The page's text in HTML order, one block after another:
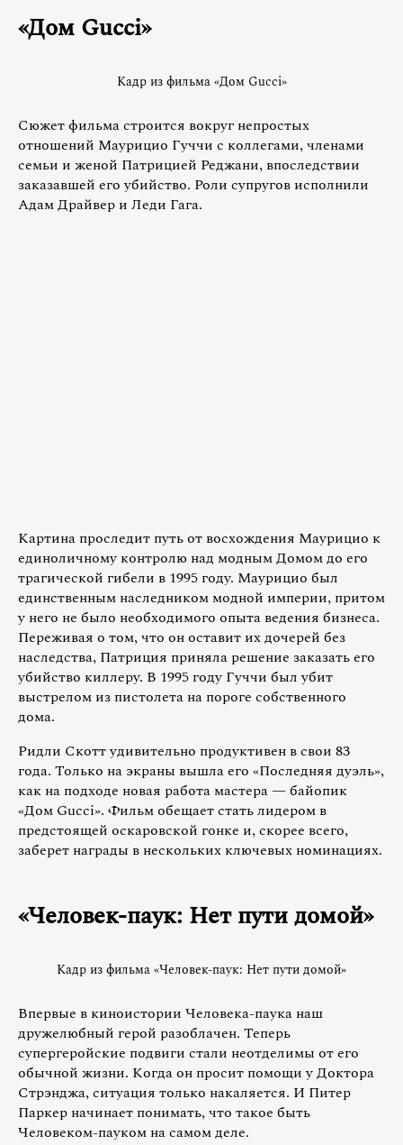
«Дом Gucci»
Кадр из фильма «Дом Gucci»
Сюжет фильма строится вокруг непростых
отношений Маурицио Гуччи с коллегами, членами
семьи и женой Патрицией Реджани, впоследствии
заказавшей его убийство. Роли супругов исполнили
Адам Драйвер и Леди Гага.
Картина проследит путь от восхождения Маурицио к
единоличному контролю над модным Домом до его
трагической гибели в 1995 году. Маурицио был
единственным наследником модной империи, притом
у него не было необходимого опыта ведения бизнеса.
Переживая о том, что он оставит их дочерей без
наследства, Патриция приняла решение заказать его
убийство киллеру. В 1995 году Гуччи был убит
выстрелом из пистолета на пороге собственного
дома.
Ридли Скотт удивительно продуктивен в свои 83
года. Только на экраны вышла его «Последняя дуэль»,
как на подходе новая работа мастера — байопик
«Дом Gucci». Фильм обещает стать лидером в
предстоящей оскаровской гонке и, скорее всего,
заберет награды в нескольких ключевых номинациях.
«Человек-паук: Нет пути домой»
Кадр из фильма «Человек-паук: Нет пути домой»
Впервые в киноистории Человека-паука наш
дружелюбный герой разоблачен. Теперь
супергеройские подвиги стали неотделимы от его
обычной жизни. Когда он просит помощи у Доктора
Стрэнджа, ситуация только накаляется. И Питер
Паркер начинает понимать, что такое быть
Человеком-пауком на самом деле.